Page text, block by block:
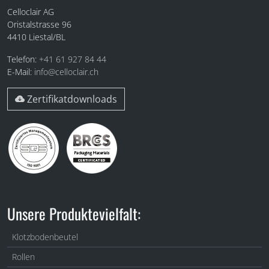
Celloclair AG
Oristalstrasse 96
4410 Liestal/BL
Telefon: +41 61 927 84 44
E-Mail: info@celloclair.ch
Zertifikatdownloads
Unsere Produktevielfalt:
Klotzbodenbeutel
Rollen